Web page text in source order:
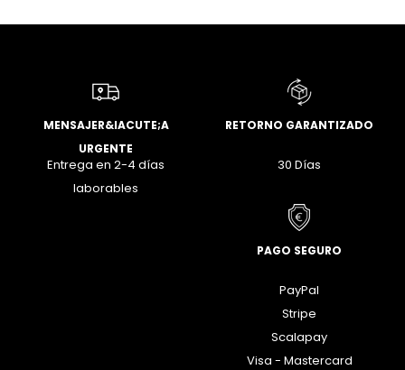
MENSAJER&IACUTE;A
URGENTE
Entrega en 2-4 días
laborables
RETORNO GARANTIZADO
30 Días
PAGO SEGURO
PayPal
Stripe
Scalapay
Visa - Mastercard